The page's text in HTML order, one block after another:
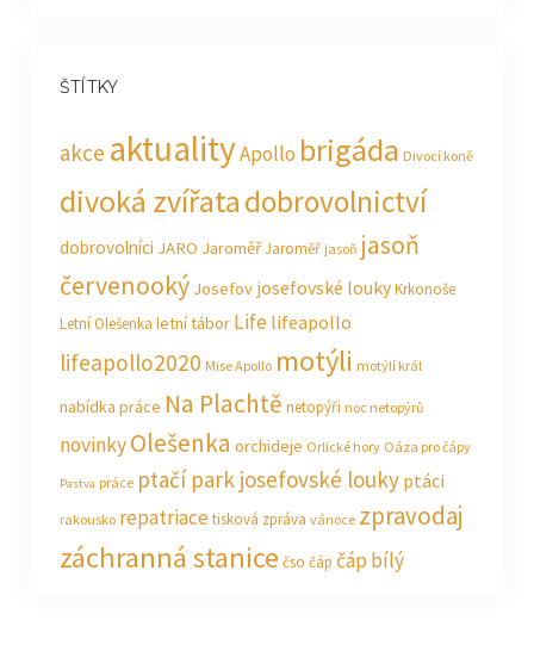
ŠTÍTKY
akce aktualityApollo brigáda Divocí koně
divoká zvířatadobrovolnictví
dobrovolníci JARO JaroměřJaroměř jasoň jasoň
červenooký Josefov josefovské loukyKrkonoše
Letní Olešenka letní tábor Life lifeapollo
lifeapollo2020 Mise Apollo motýli motýlí král
nabídka práce Na Plachtě netopýři noc netopýrů
novinkyOlešenka orchideje Orlické hory Oáza pro čápy
Pastva práce ptačí park josefovské louky ptáci
rakousko repatriacetisková zpráva vánoce zpravodaj
záchranná stanice čso čáp čáp bílý